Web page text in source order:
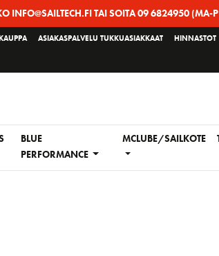
INFO@SAILTECH.FI TAI SOITA 09 6824950
ASIAKASPALVELU TUKKUASIAKKAAT HINNASTOT
BLUE
PERFORMANCE
MCLUBE/SAILKOTE